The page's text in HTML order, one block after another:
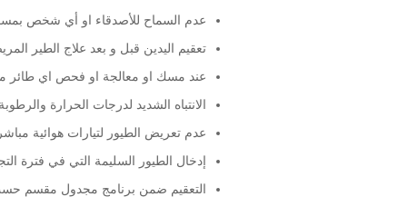
عدم السماح للأصدقاء او أي شخص
تعقيم اليدين قبل و بعد علاج الطير
عند مسك او معالجة او فحص اي طائر
الانتباه الشديد لدرجات الحرارة
عدم تعريض الطيور لتيارات هوائية
إدخال الطيور السليمة التي في فترة
التعقيم ضمن برنامج مجدول مقسم حسب